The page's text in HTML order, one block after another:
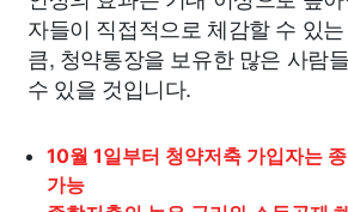
자들이 직접적으로 체감할 수 있
큼, 청약통장을 보유한 많은 사람
수 있을 것입니다.
10월 1일부터 청약저축 가입자는
가능